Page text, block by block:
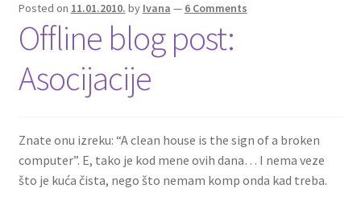
Posted on 11.01.2010. by Ivana — 6 Comments
Offline blog post:
Asocijacije
Znate onu izreku: “A clean house is the sign of a broken
computer”. E, tako je kod mene ovih dana… I nema veze
što je kuća čista, nego što nemam komp onda kad treba.